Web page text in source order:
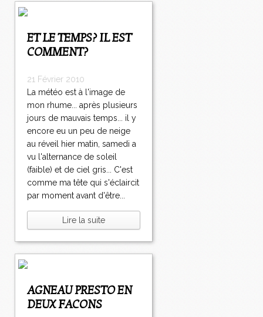
ET LE TEMPS? IL EST
COMMENT?
21 Février 2010
La météo est à l'image de
mon rhume... après plusieurs
jours de mauvais temps... il y
encore eu un peu de neige
au réveil hier matin, samedi a
vu l'alternance de soleil
(faible) et de ciel gris... C'est
comme ma tête qui s'éclaircit
par moment avant d'être...
Lire la suite
AGNEAU PRESTO EN
DEUX FACONS